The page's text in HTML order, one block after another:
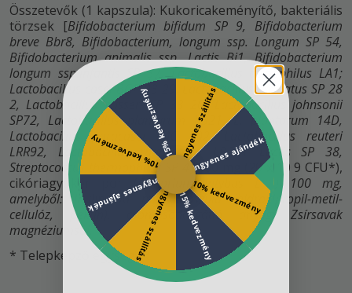
Összetevők (1 kapszula): Kukoricakeményítő, bakteriális
törzsek [Bifidobacterium bifidum SP 9, Bifidobacterium
breve Bbr8, Bifidobacterium, longum ssp. Longum SP 54,
Bifidobacterium animalis ssp. Lactis Bi1, Bifidobacterium
longum ssp.infantis SP 37, Lactobacillus acidophilus LA1;
Lactobacillus casei BGP 93 29, Lactobacillus crispatus SP 28
2, Lactobacillus gasseri SP 33 20, Lactobacillus johnsonii
SP72, Lactobacillus plantarum LB21, L. plantarum 14D,
Lactobacillus paracasei IMC 502, Lactobacillus reuteri
LRR92, Lactobacillus rhamnosus LB931 Lactis SP 38,
Streptococcus thermophilus
] 100 mg (20 x 10 9 CFU*),
cikóriagyökér por (Cichorium intybus L. ) 100 mg,
amelyből: Inulin 90 mg, kapszula (hidroxipropil-metil-
cellulóz, pektin), csomósodásgátló anyag: Zsírsavak
magnéziumsói
* Telepképző egységek
Ingyenes szállítás
Ingyenes ajándék
10% kedvezmény
15% kedvezmény
Ingyenes szállítás
Ingyenes ajándék
10% kedvezmény
15% kedvezmény